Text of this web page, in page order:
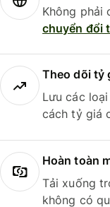
Không phải
chuyển đổi
Theo dõi tỷ
Lưu các
cách tỷ giá
Hoàn toàn
Tải xuống
không có